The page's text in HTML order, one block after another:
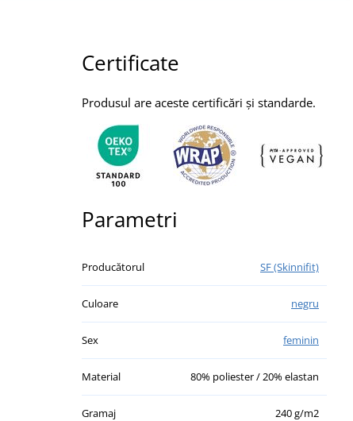
Certificate
Produsul are aceste certificări și standarde.
Parametri
Producătorul SF (Skinnifit)
Culoare negru
Sex feminin
Material 80% poliester / 20% elastan
Gramaj 240 g/m2